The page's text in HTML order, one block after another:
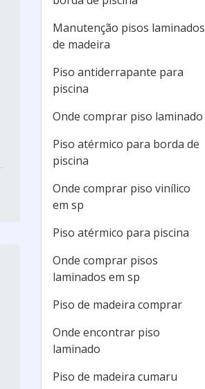
Manutenção pisos laminados
de madeira
Piso antiderrapante para
piscina
Onde comprar piso laminado
Piso atérmico para borda de
piscina
Onde comprar piso vinílico
em sp
Piso atérmico para piscina
Onde comprar pisos
laminados em sp
Piso de madeira comprar
Onde encontrar piso
laminado
Piso de madeira cumaru